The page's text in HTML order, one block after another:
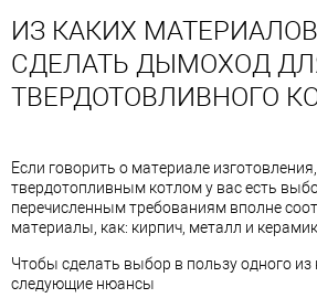
ИЗ КАКИХ
СДЕЛАТЬ ДЫМОХОД
ТВЕРДОТОВЛИВНОГО
Если говорить о материале
твердотопливным котлом у вас есть
перечисленным требованиям вполне
материалы, как: кирпич, металл и
Чтобы сделать выбор в пользу одного из
следующие нюансы